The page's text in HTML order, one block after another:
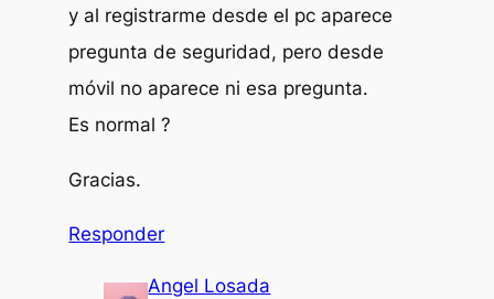
y al registrarme desde el pc aparece
pregunta de seguridad, pero desde
móvil no aparece ni esa pregunta.
Es normal ?
Gracias.
Responder
Angel Losada